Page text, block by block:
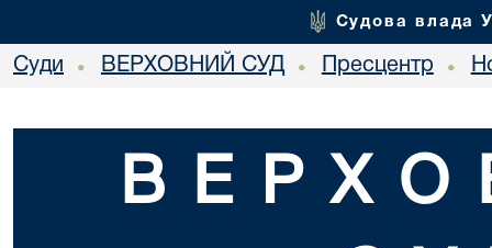
Судова влада
Суди • ВЕРХОВНИЙ СУД • Пресцентр •